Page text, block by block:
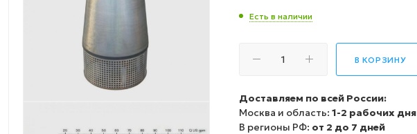
Есть в наличии
В КОРЗИНУ
Доставляем по всей России:
Москва и область: 1-2 рабочих дня
В регионы РФ: от 2 до 7 дней